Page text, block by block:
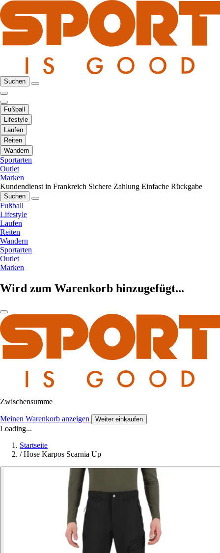
Suchen
Fußball
Lifestyle
Laufen
Reiten
Wandern
Sportarten
Outlet
Marken
Kundendienst in Frankreich Sichere Zahlung Einfache Rückgabe
Suchen
Fußball
Lifestyle
Laufen
Reiten
Wandern
Sportarten
Outlet
Marken
Wird zum Warenkorb hinzugefügt...
Zwischensumme
Meinen Warenkorb anzeigen Weiter einkaufen
Loading...
Startseite
/ Hose Karpos Scarnia Up